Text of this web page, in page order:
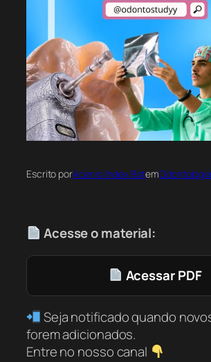
Escrito porAcervo Index BotemOdontologia
Acesse o material:
Acessar PDF
Seja notificado quando
forem adicionados.
Entre no nosso canal